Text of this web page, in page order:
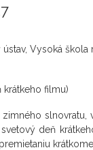
Vysoká
krátkeho filmu)
zimného
deň